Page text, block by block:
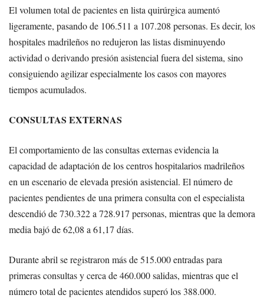
El volumen total de pacientes en lista quirúrgica aumentó
ligeramente, pasando de 106.511 a 107.208 personas. Es decir, los
hospitales madrileños no redujeron las listas disminuyendo
actividad o derivando presión asistencial fuera del sistema, sino
consiguiendo agilizar especialmente los casos con mayores
tiempos acumulados.
CONSULTAS EXTERNAS
El comportamiento de las consultas externas evidencia la
capacidad de adaptación de los centros hospitalarios madrileños
en un escenario de elevada presión asistencial. El número de
pacientes pendientes de una primera consulta con el especialista
descendió de 730.322 a 728.917 personas, mientras que la demora
media bajó de 62,08 a 61,17 días.
Durante abril se registraron más de 515.000 entradas para
primeras consultas y cerca de 460.000 salidas, mientras que el
número total de pacientes atendidos superó los 388.000.